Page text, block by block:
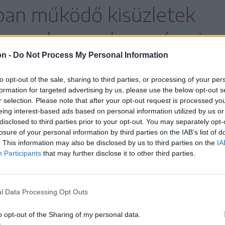
- Do Not Process My Personal Information
opt-out of the sale, sharing to third parties, or processing of your
for targeted advertising by us, please use the below opt-out
selection. Please note that after your opt-out request is processed
interest-based ads based on personal information utilized by us
to third parties prior to your opt-out. You may separately
of your personal information by third parties on the IAB’s list of
This information may also be disclosed by us to third parties on the
Participants that may further disclose it to other third parties.
Data Processing Opt Outs
opt-out of the Sharing of my personal data.
működő kisüzletek
egy olyan városi
ezen kisboltok vásárlói
a palackjaikat, az
a kisboltokban